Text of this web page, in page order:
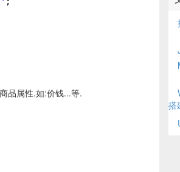
品属性.如:价钱...等.
搭